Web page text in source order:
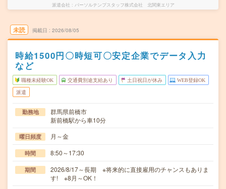
派遣会社 パーソルテンプスタッフ株式会社 北関東エリア
未読 掲載日 2026/08/05
時給1500円〇時短可〇安定企業でデータ入力
など
職種未経験OK 交通費別途支給あり 土日祝日が休み WEB登録OK
派遣
勤務地
群馬県前橋市
新前橋駅から車10分
曜日頻度 月～金
時間 8:50～17:30
期間
2026/8/17～長期 ※将来的に直接雇用のチャンスもありま
す! ※8月～OK！